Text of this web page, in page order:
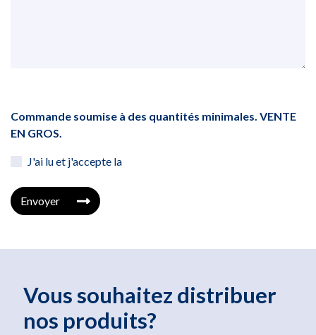
Commande soumise à des quantités minimales. VENTE
EN GROS.
J'ai lu et j'accepte la
Envoyer
Vous souhaitez distribuer
nos produits?